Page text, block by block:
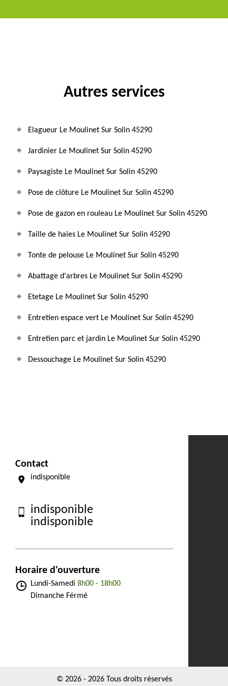
Autres services
Elagueur Le Moulinet Sur Solin 45290
Jardinier Le Moulinet Sur Solin 45290
Paysagiste Le Moulinet Sur Solin 45290
Pose de clôture Le Moulinet Sur Solin 45290
Pose de gazon en rouleau Le Moulinet Sur Solin 45290
Taille de haies Le Moulinet Sur Solin 45290
Tonte de pelouse Le Moulinet Sur Solin 45290
Abattage d'arbres Le Moulinet Sur Solin 45290
Etetage Le Moulinet Sur Solin 45290
Entretien espace vert Le Moulinet Sur Solin 45290
Entretien parc et jardin Le Moulinet Sur Solin 45290
Dessouchage Le Moulinet Sur Solin 45290
Contact
indisponible
indisponible
indisponible
Horaire d'ouverture
Lundi-Samedi 8h00 - 18h00
Dimanche Férmé
© 2026 - 2026 Tous droits réservés